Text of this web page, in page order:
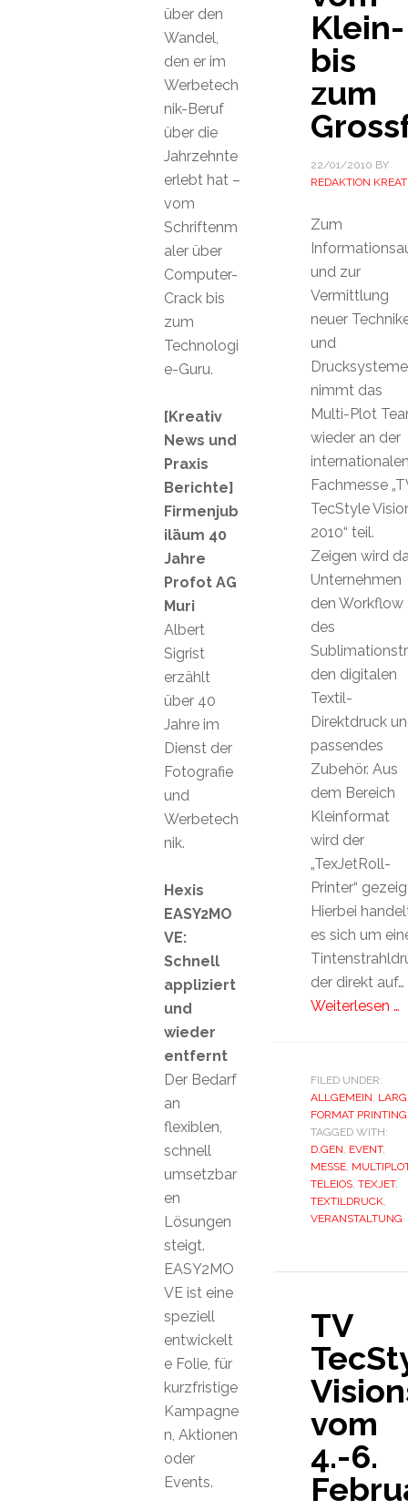
Klein-
bis
zum
22/01/2010 BY
REDAKTION
Zum
und zur
Vermittlung
neuer
und
Drucksysteme
nimmt das
Multi-Plot
wieder an der
Fachmesse
TecStyle
2010“ teil.
Zeigen wird
Unternehmen
den Workflow
des
den digitalen
Textil-
Direktdruck
passendes
Zubehör. Aus
dem Bereich
Kleinformat
wird der
„TexJetRoll-
Printer“
Hierbei
es sich um
der direkt auf…
Weiterlesen …
FILED UNDER:
ALLGEMEIN,
FORMAT PRINTING
TAGGED WITH:
D.GEN, EVENT,
MESSE,
TELEIOS, TEXJET,
TEXTILDRUCK,
VERANSTALTUNG
TV
vom
4.-6.
über den
Wandel,
den er im
Werbetech
nik-Beruf
über die
Jahrzehnte
erlebt hat –
vom
Schriftenm
aler über
Computer-
Crack bis
zum
Technologi
e-Guru.
[Kreativ
News und
Praxis
Berichte]
Firmenjub
iläum 40
Jahre
Profot AG
Muri
Albert
Sigrist
erzählt
über 40
Jahre im
Dienst der
Fotografie
und
Werbetech
nik.
Hexis
EASY2MO
VE:
Schnell
appliziert
und
wieder
entfernt
Der Bedarf
an
flexiblen,
schnell
umsetzbar
en
Lösungen
steigt.
EASY2MO
VE ist eine
speziell
entwickelt
e Folie, für
kurzfristige
Kampagne
n, Aktionen
oder
Events.